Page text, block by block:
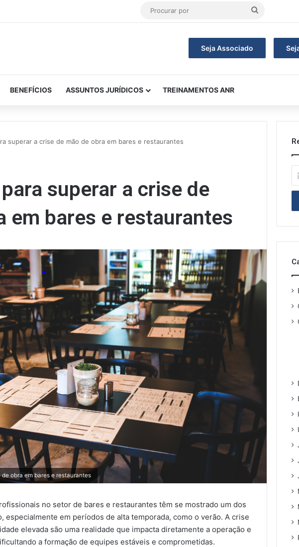
Procurar
Seja Associado
BENEFÍCIOS ASSUNTOS JURÍDICOS TREINAMENTOS ANR
superar a crise de mão de obra em bares e restaurantes
superar a crise de
em bares e restaurantes
obra em bares e restaurantes
no setor de bares e restaurantes têm se mostrado um dos
especialmente em períodos de alta temporada, como o verão. A crise
elevada são uma realidade que impacta diretamente a operação e
a formação de equipes estáveis e comprometidas.
de